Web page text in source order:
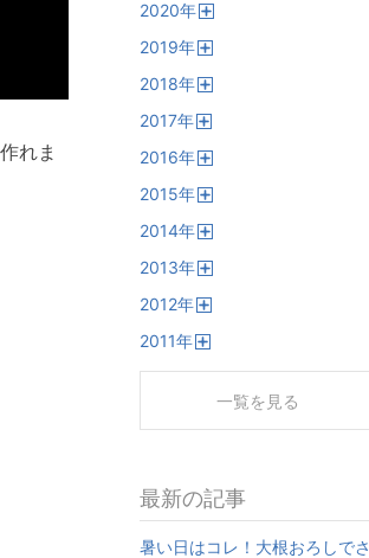
れま
2020年
2019年
2018年
2017年
2016年
2015年
2014年
2013年
2012年
2011年
一覧を見る
最新の記事
暑い日はコレ！大根おろしでさ